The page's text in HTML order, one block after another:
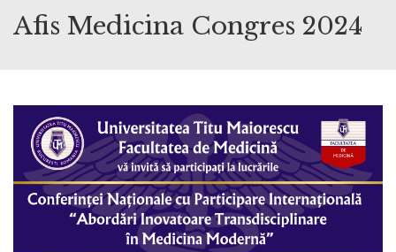
Afis Medicina Congres 2024